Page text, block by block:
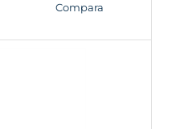
Compara